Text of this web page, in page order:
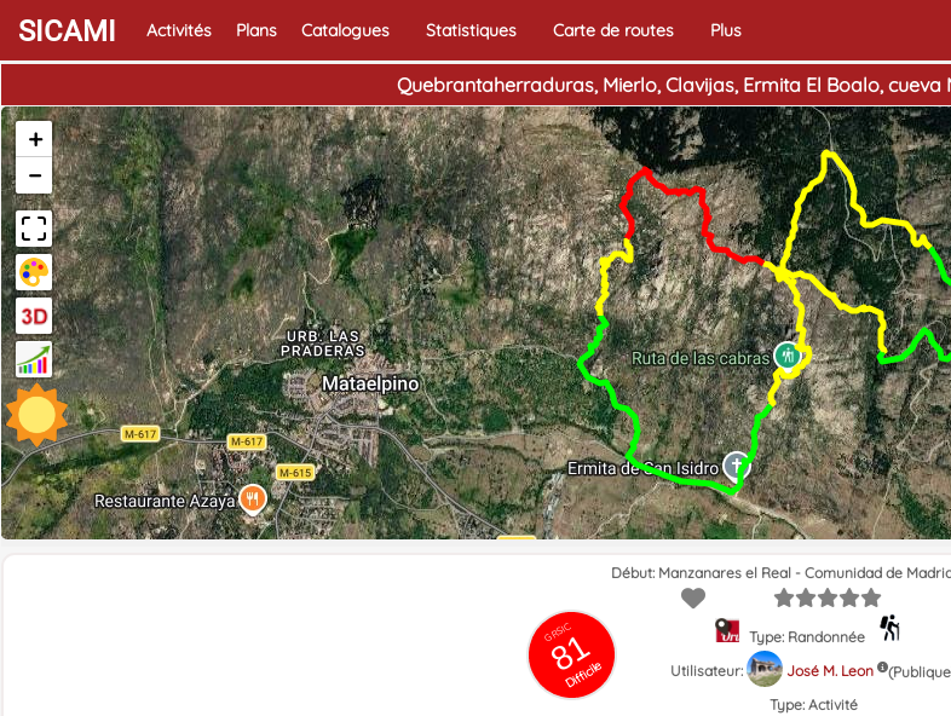
SICAMI Activités Plans Catalogues Statistiques Carte de routes Plus
Quebrantaherraduras, Mierlo, Clavijas, Ermita El Boalo,
+
−
GRSIC
81
Difficile
Début: Manzanares el Real - Comunidad de
Type: Randonnée
Utilisateur:
José M. Leon
Type: Activité